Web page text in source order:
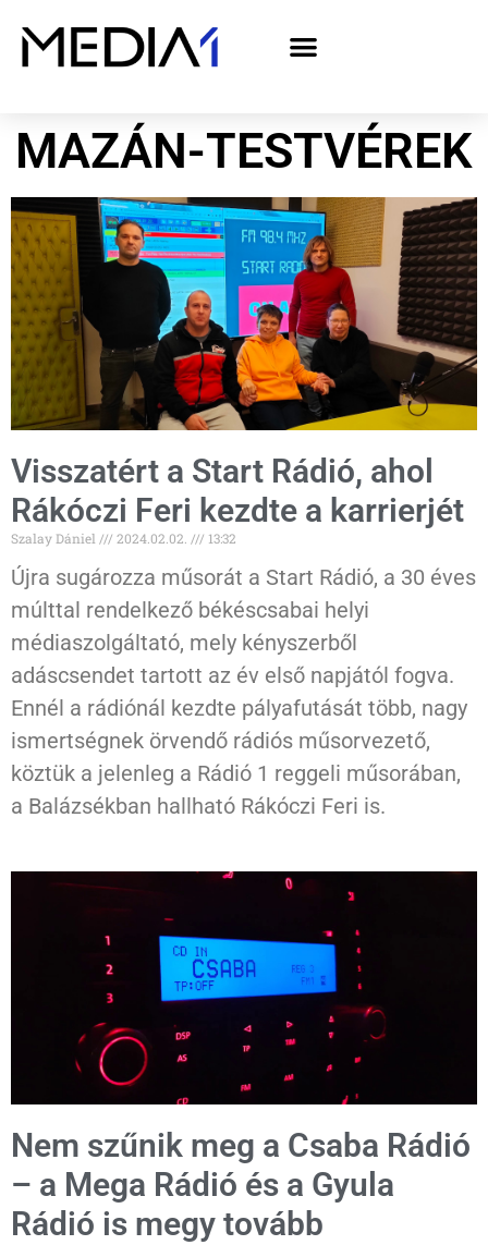
MAZÁN-TESTVÉREK
Visszatért a Start Rádió, ahol
Rákóczi Feri kezdte a karrierjét
Szalay Dániel 2024.02.02. 13:32
Újra sugározza műsorát a Start Rádió, a 30 éves
múlttal rendelkező békéscsabai helyi
médiaszolgáltató, mely kényszerből
adáscsendet tartott az év első napjától fogva.
Ennél a rádiónál kezdte pályafutását több, nagy
ismertségnek örvendő rádiós műsorvezető,
köztük a jelenleg a Rádió 1 reggeli műsorában,
a Balázsékban hallható Rákóczi Feri is.
Nem szűnik meg a Csaba Rádió
– a Mega Rádió és a Gyula
Rádió is megy tovább